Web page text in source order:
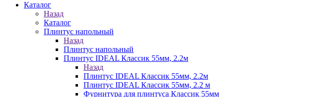
Каталог
Назад
Каталог
Плинтус напольный
Назад
Плинтус напольный
Плинтус IDEAL Классик 55мм, 2.2м
Назад
Плинтус IDEAL Классик 55мм, 2.2м
Плинтус IDEAL Классик 55мм, 2.2 м
Фурнитура для плинтуса Классик 55мм